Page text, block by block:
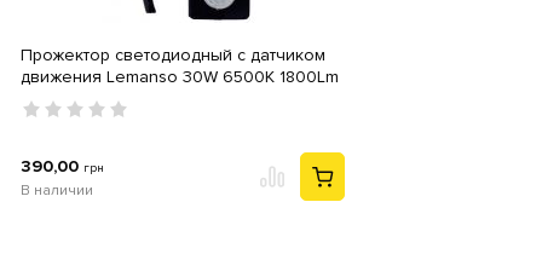
Прожектор светодиодный с датчиком
движения Lemanso 30W 6500K 1800Lm
IP54 LMPS106-30 "Блеск"
390,00 грн
В наличии